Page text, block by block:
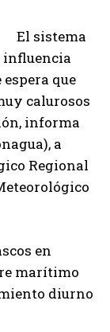
El sistema
influencia
que
calurosos
informa
a
Regional
en
marítimo
diurno